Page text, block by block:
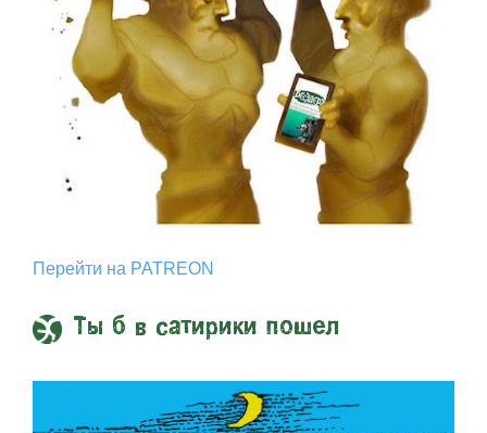
Перейти на PATREON
Ты б в сатирики пошел